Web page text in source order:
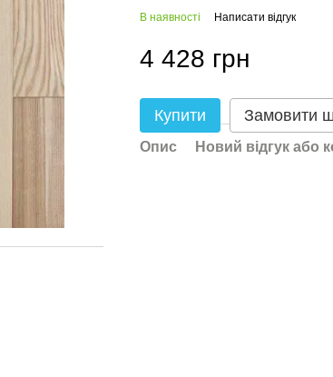
В наявності Написати відгук
4 428 грн
Купити Замовити
Опис Новий відгук або